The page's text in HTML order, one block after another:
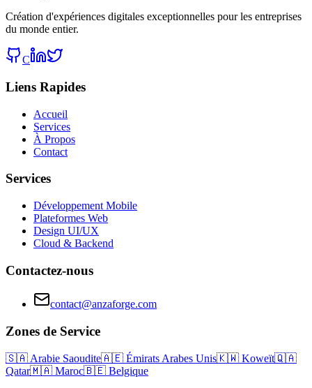
Création d'expériences digitales exceptionnelles pour les entreprises
du monde entier.
C
Liens Rapides
Accueil
Services
À Propos
Contact
Services
Développement Mobile
Plateformes Web
Design UI/UX
Cloud & Backend
Contactez-nous
contact@anzaforge.com
Zones de Service
🇸🇦 Arabie Saoudite🇦🇪 Émirats Arabes Unis🇰🇼 Koweït🇶🇦
Qatar🇲🇦 Maroc🇧🇪 Belgique